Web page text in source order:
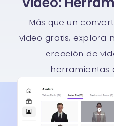
Más que un
video gratis, explora
creación de
herramientas